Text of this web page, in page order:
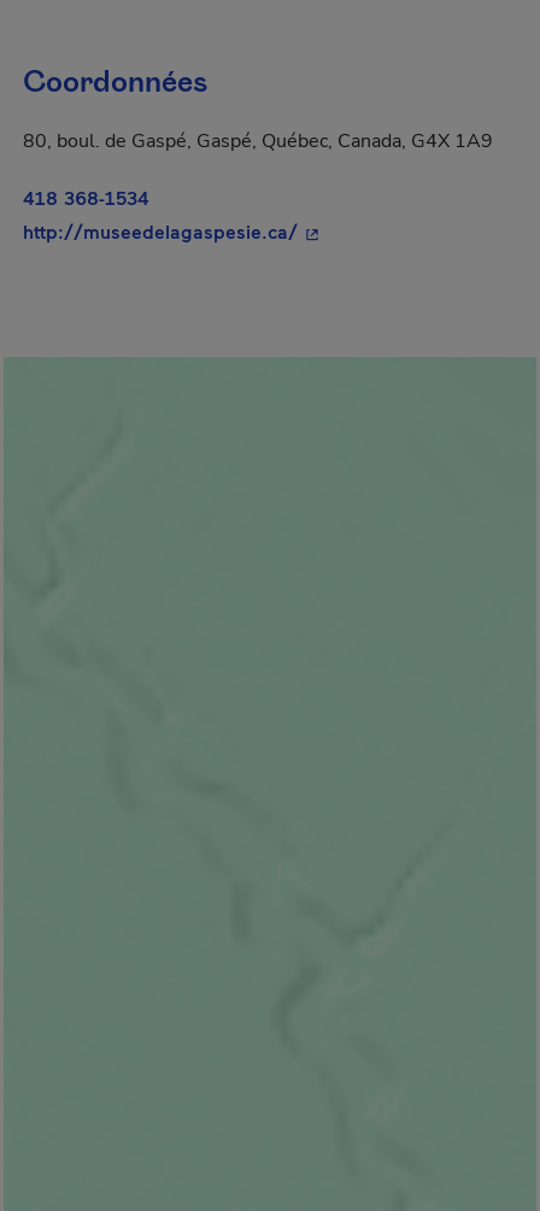
Coordonnées
80, boul. de Gaspé, Gaspé, Québec, Canada, G4X 1A9
418 368-1534
http://museedelagaspesie.ca/- Cet hyperlien s'ouvrira